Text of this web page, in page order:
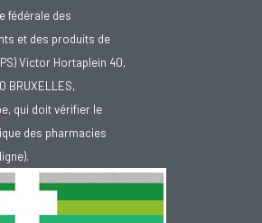
fédérale des
et des produits de
Victor Hortaplein 40,
BRUXELLES,
, qui doit vérifier le
des pharmacies